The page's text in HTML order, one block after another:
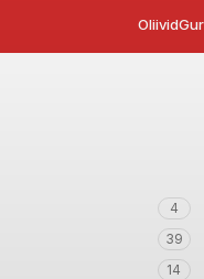
Oliivid
4
39
14